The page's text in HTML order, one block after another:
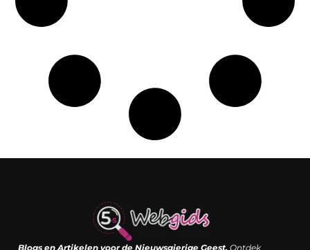
Blogs en Artikelen voor de Nieuwsgierige Geest. Ontdek